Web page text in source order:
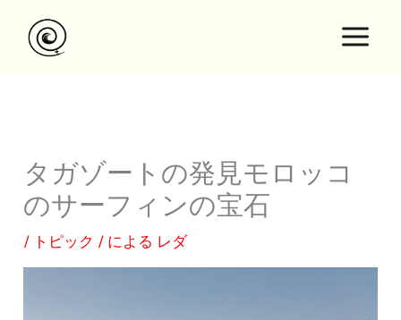
タガゾートの発見モロッコ
のサーフィンの宝石
/ トピック / による レダ